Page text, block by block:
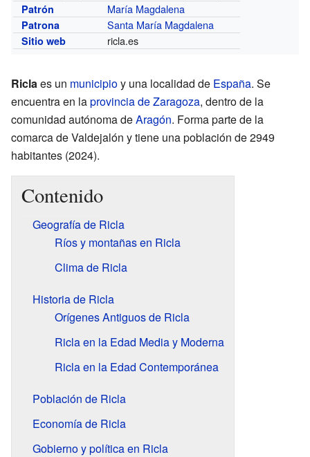
Patrón María Magdalena
Patrona Santa María Magdalena
Sitio web ricla.es
Riclaes un municipioy una localidad de España. Se
encuentra en laprovincia de Zaragoza, dentro de la
comunidad autónoma deAragón. Forma parte de la
comarca de Valdejalón y tiene una población de 2949
habitantes (2024).
Contenido
Geografía de Ricla
Ríos y montañas en Ricla
Clima de Ricla
Historia de Ricla
Orígenes Antiguos de Ricla
Ricla en la Edad Media y Moderna
Ricla en la Edad Contemporánea
Población de Ricla
Economía de Ricla
Gobierno y política en Ricla